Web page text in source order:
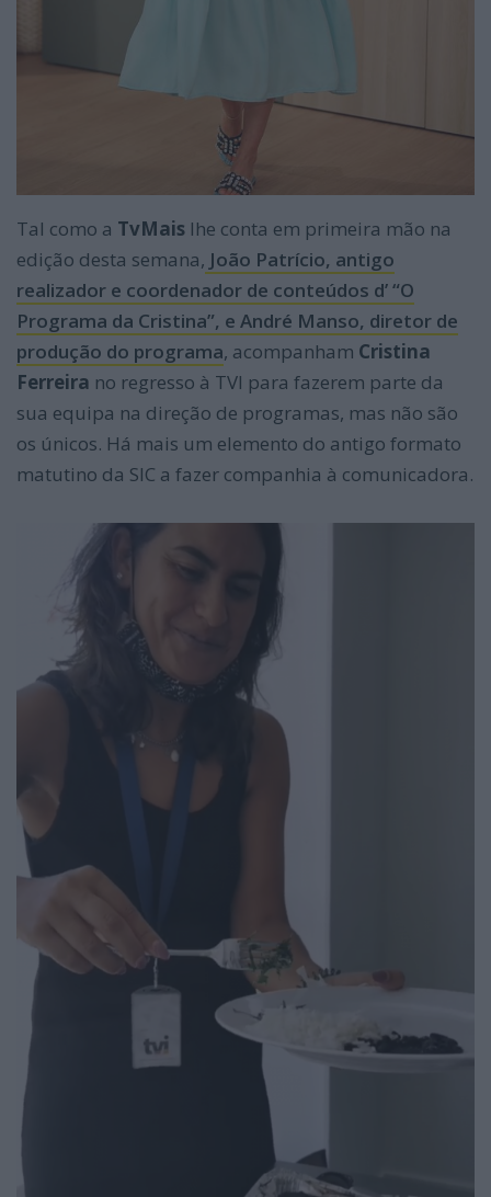
Tal como a TvMais lhe conta em primeira mão na
edição desta semana, João Patrício, antigo
realizador e coordenador de conteúdos d’ “O
Programa da Cristina”, e André Manso, diretor de
produção do programa, acompanham Cristina
Ferreira no regresso à TVI para fazerem parte da
sua equipa na direção de programas, mas não são
os únicos. Há mais um elemento do antigo formato
matutino da SIC a fazer companhia à comunicadora.